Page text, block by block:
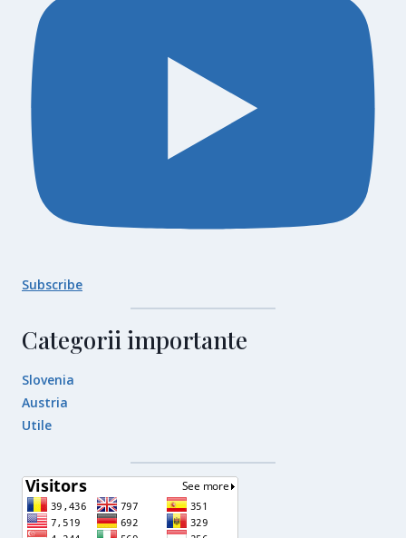
Subscribe
Categorii importante
Slovenia
Austria
Utile